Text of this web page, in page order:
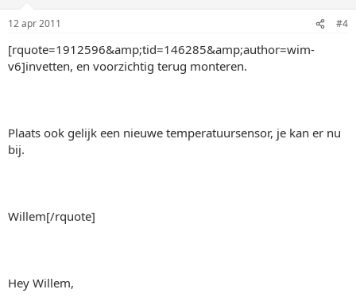
12 apr 2011 #4
[rquote=1912596&amp;tid=146285&amp;author=wim-
v6]invetten, en voorzichtig terug monteren.
Plaats ook gelijk een nieuwe temperatuursensor, je kan er nu
bij.
Willem[/rquote]
Hey Willem,